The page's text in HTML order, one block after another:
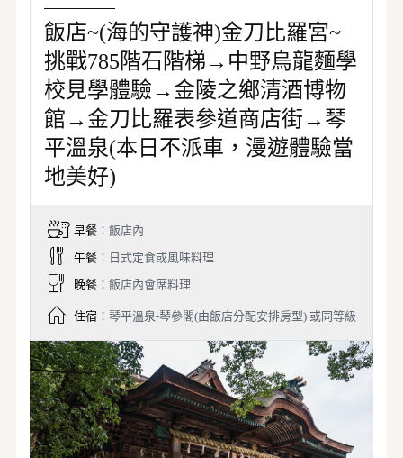
飯店~(海的守護神)金刀比羅宮~
挑戰785階石階梯→中野烏龍麵學
校見學體驗→金陵之鄉清酒博物
館→金刀比羅表參道商店街→琴
平溫泉(本日不派車，漫遊體驗當
地美好)
早餐：飯店內
午餐：日式定食或風味料理
晚餐：飯店內會席料理
住宿：琴平溫泉-琴參閣(由飯店分配安排房型) 或同等級